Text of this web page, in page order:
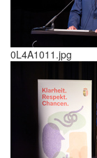
0L4A1011.jpg